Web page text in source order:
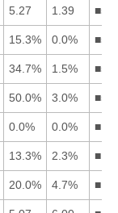
5.27 1.39
15.3% 0.0%
34.7% 1.5%
50.0% 3.0%
0.0% 0.0%
13.3% 2.3%
20.0% 4.7%